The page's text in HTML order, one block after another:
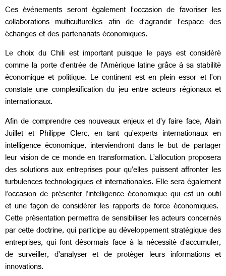
Ces événements seront également l’occasion de favoriser les
collaborations multiculturelles afin de d’agrandir l’espace des
échanges et des partenariats économiques.
Le choix du Chili est important puisque le pays est considéré
comme la porte d’entrée de l’Amérique latine grâce à sa stabilité
économique et politique. Le continent est en plein essor et l’on
constate une complexification du jeu entre acteurs régionaux et
internationaux.
Afin de comprendre ces nouveaux enjeux et d’y faire face, Alain
Juillet et Philippe Clerc, en tant qu’experts internationaux en
intelligence économique, interviendront dans le but de partager
leur vision de ce monde en transformation. L’allocution proposera
des solutions aux entreprises pour qu’elles puissent affronter les
turbulences technologiques et internationales. Elle sera également
l’occasion de présenter l’intelligence économique qui est un outil
et une façon de considérer les rapports de force économiques.
Cette présentation permettra de sensibiliser les acteurs concernés
par cette doctrine, qui participe au développement stratégique des
entreprises, qui font désormais face à la nécessité d’accumuler,
de surveiller, d’analyser et de protéger leurs informations et
innovations.